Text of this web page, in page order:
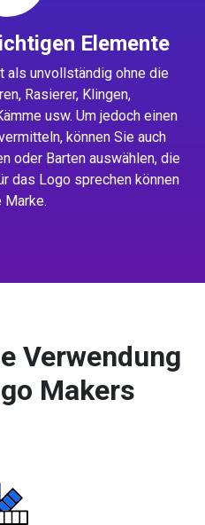
Elemente
als unvollständig ohne die
Rasierer, Klingen,
usw. Um jedoch einen
können Sie auch
oder Barten auswählen, die
das Logo sprechen können
Marke.
Verwendung
Makers